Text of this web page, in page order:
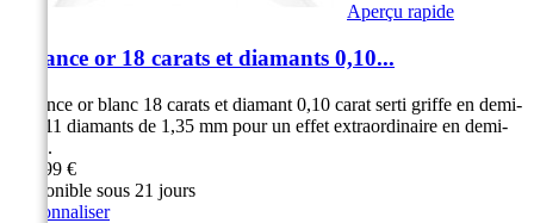
Aperçu rapide
Alliance or 18 carats et diamants 0,10...
Alliance or blanc 18 carats et diamant 0,10 carat serti griffe en demi-
tour 11 diamants de 1,35 mm pour un effet extraordinaire en demi-
tour...
699,99 €
Disponible sous 21 jours
Personnaliser